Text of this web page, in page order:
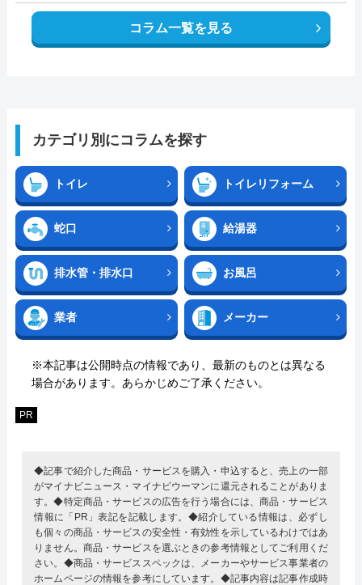
コラム一覧を見る
カテゴリ別にコラムを探す
トイレ トイレリフォーム
蛇口 給湯器
排水管・排水口 お風呂
業者 メーカー
※本記事は公開時点の情報であり、最新のものとは異なる
場合があります。あらかじめご了承ください。
PR
◆記事で紹介した商品・サービスを購入・申込すると、売上の一部
がマイナビニュース・マイナビウーマンに還元されることがありま
す。◆特定商品・サービスの広告を行う場合には、商品・サービス
情報に「PR」表記を記載します。◆紹介している情報は、必ずし
も個々の商品・サービスの安全性・有効性を示しているわけではあ
りません。商品・サービスを選ぶときの参考情報としてご利用くだ
さい。◆商品・サービススペックは、メーカーやサービス事業者の
ホームページの情報を参考にしています。◆記事内容は記事作成時